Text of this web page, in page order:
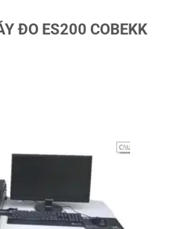
ĐO ES200 COBEKK